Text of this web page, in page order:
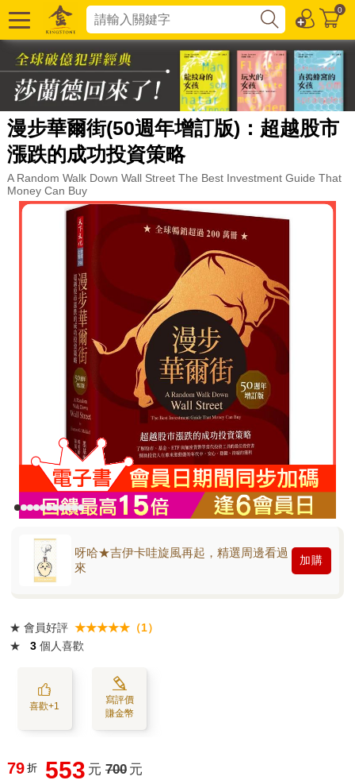
0
漫步華爾街(50週年增訂版)：超越股市
漲跌的成功投資策略
A Random Walk Down Wall Street The Best Investment Guide That
Money Can Buy
呀哈★吉伊卡哇旋風再起，精選周邊看過
來
加購
★ 會員好評 ★★★★★（1）
★
3 個人喜歡
喜歡+1
寫評價
賺金幣
79 折 553 元 700 元